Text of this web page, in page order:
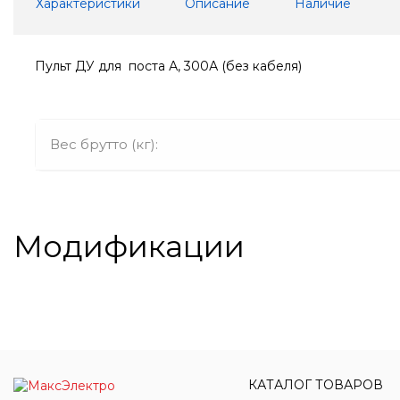
Характеристики Описание Наличие
Пульт ДУ для поста А, 300А (без кабеля)
Вес брутто (кг):
Модификации
КАТАЛОГ ТОВАРОВ